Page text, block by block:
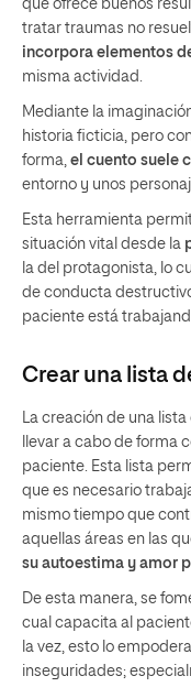
que ofrece buenos
tratar traumas no
incorpora elementos
misma actividad.
Mediante la
historia ficticia, pero
forma, el cuento suele
entorno y unos
Esta herramienta
situación vital desde la
la del protagonista, lo
de conducta
paciente está
Crear una lista
La creación de una
llevar a cabo de forma
paciente. Esta lista
que es necesario
mismo tiempo que
aquellas áreas en las
su autoestima y amor
De esta manera, se
cual capacita al
la vez, esto lo
inseguridades;